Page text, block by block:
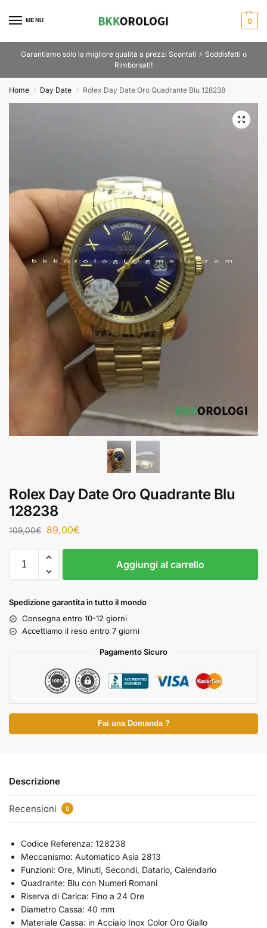
MENU 0
Garantiamo solo la migliore qualità a prezzi Scontati ⚡ Soddisfatti o
Rimborsati!
Home / Day Date / Rolex Day Date Oro Quadrante Blu 128238
Rolex Day Date Oro Quadrante Blu
128238
109,00€ 89,00€
Aggiungi al carrello
Spedizione garantita in tutto il mondo
Consegna entro 10-12 giorni
Accettiamo il reso entro 7 giorni
Pagamento Sicuro
Fai una Domanda ?
Descrizione
Recensioni 0
Codice Referenza: 128238
Meccanismo: Automatico Asia 2813
Funzioni: Ore, Minuti, Secondi, Datario, Calendario
Quadrante: Blu con Numeri Romani
Riserva di Carica: Fino a 24 Ore
Diametro Cassa: 40 mm
Materiale Cassa: in Acciaio Inox Color Oro Giallo